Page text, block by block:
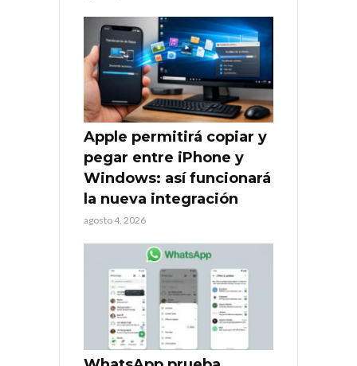
Apple permitirá copiar y
pegar entre iPhone y
Windows: así funcionará
la nueva integración
agosto 4, 2026